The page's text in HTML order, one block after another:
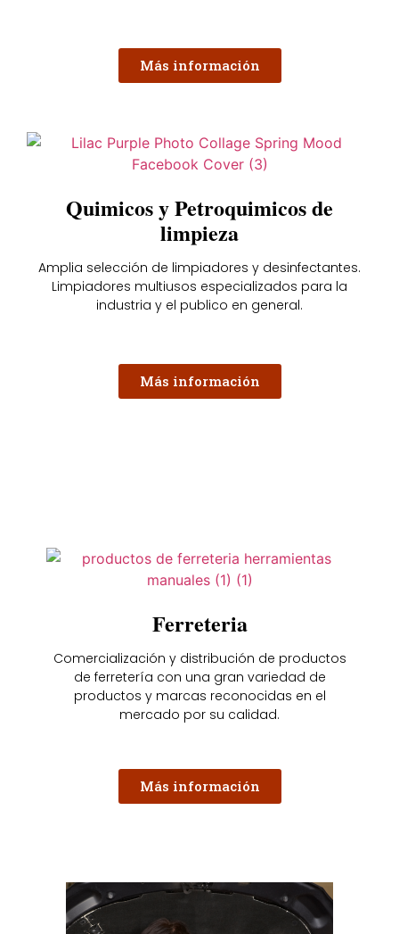
Más información
Quimicos y Petroquimicos de
limpieza
Amplia selección de limpiadores y desinfectantes.
Limpiadores multiusos especializados para la
industria y el publico en general.
Más información
Ferreteria
Comercialización y distribución de productos
de ferretería con una gran variedad de
productos y marcas reconocidas en el
mercado por su calidad.
Más información